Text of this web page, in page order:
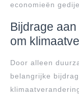
economieën
Bijdrage
om
Door alleen
belangrijke